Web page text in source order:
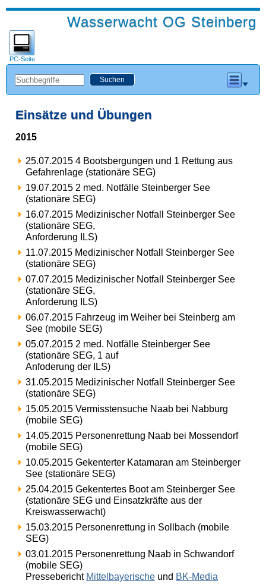
Wasserwacht OG Steinberg
PC-Seite
Einsätze und Übungen
2015
25.07.2015 4 Bootsbergungen und 1 Rettung aus
Gefahrenlage (stationäre SEG)
19.07.2015 2 med. Notfälle Steinberger See
(stationäre SEG)
16.07.2015 Medizinischer Notfall Steinberger See
(stationäre SEG,
Anforderung ILS)
11.07.2015 Medizinischer Notfall Steinberger See
(stationäre SEG)
07.07.2015 Medizinischer Notfall Steinberger See
(stationäre SEG,
Anforderung ILS)
06.07.2015 Fahrzeug im Weiher bei Steinberg am
See (mobile SEG)
05.07.2015 2 med. Notfälle Steinberger See
(stationäre SEG, 1 auf
Anfoderung der ILS)
31.05.2015 Medizinischer Notfall Steinberger See
(stationäre SEG)
15.05.2015 Vermisstensuche Naab bei Nabburg
(mobile SEG)
14.05.2015 Personenrettung Naab bei Mossendorf
(mobile SEG)
10.05.2015 Gekenterter Katamaran am Steinberger
See (stationäre SEG)
25.04.2015 Gekentertes Boot am Steinberger See
(stationäre SEG und Einsatzkräfte aus der
Kreiswasserwacht)
15.03.2015 Personenrettung in Sollbach (mobile
SEG)
03.01.2015 Personenrettung Naab in Schwandorf
(mobile SEG)
Pressebericht Mittelbayerische und BK-Media